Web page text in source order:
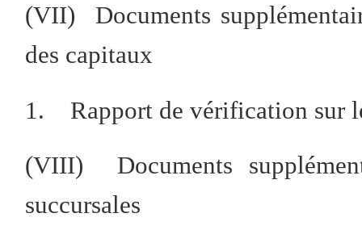
(VII) Documents
des capitaux
1. Rapport de vérification sur
(VIII) Documents
succursales